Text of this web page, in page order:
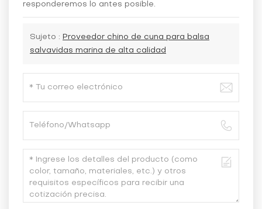
responderemos lo antes posible.
Sujeto : Proveedor chino de cuna para balsa
salvavidas marina de alta calidad